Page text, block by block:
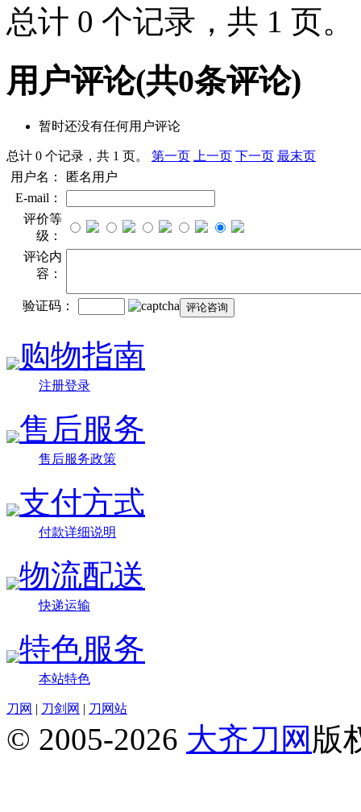
总计 0 个记录，共 1 页。
用户评论(共0条评论)
暂时还没有任何用户评论
总计 0 个记录，共 1 页。 第一页 上一页 下一页 最末页
用户名：
匿名用户
E-mail：
评价等
级：
评论内
容：
验证码：
购物指南
注册登录
售后服务
售后服务政策
支付方式
付款详细说明
物流配送
快递运输
特色服务
本站特色
刀网 | 刀剑网 | 刀网站
© 2005-2026 大齐刀网 版